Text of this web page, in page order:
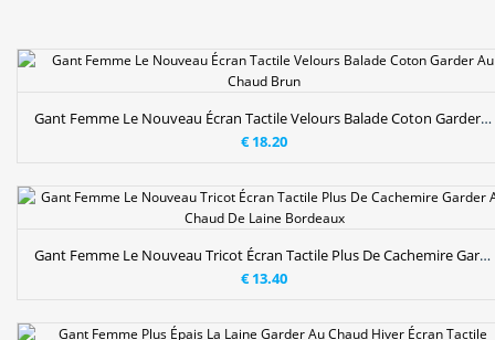
Gant Femme Le Nouveau Écran Tactile Velours Balade Coton Garder Au Chaud Brun
€ 18.20
Gant Femme Le Nouveau Tricot Écran Tactile Plus De Cachemire Garder Au Chaud De Laine Bordeaux
€ 13.40